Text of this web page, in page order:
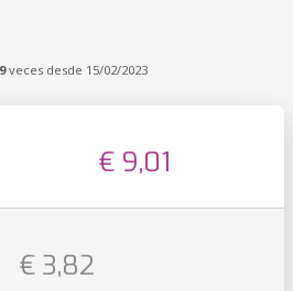
veces desde 15/02/2023
€ 9,01
€ 3,82